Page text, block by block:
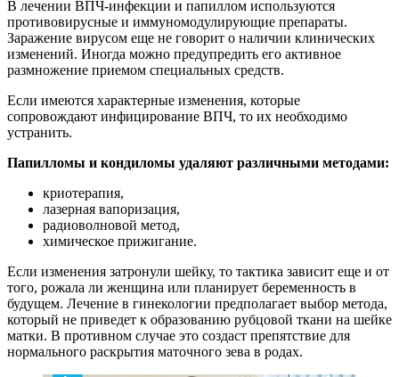
В лечении ВПЧ-инфекции и папиллом используются
противовирусные и иммуномодулирующие препараты.
Заражение вирусом еще не говорит о наличии клинических
изменений. Иногда можно предупредить его активное
размножение приемом специальных средств.
Если имеются характерные изменения, которые
сопровождают инфицирование ВПЧ, то их необходимо
устранить.
Папилломы и кондиломы удаляют различными методами:
криотерапия,
лазерная вапоризация,
радиоволновой метод,
химическое прижигание.
Если изменения затронули шейку, то тактика зависит еще и от
того, рожала ли женщина или планирует беременность в
будущем. Лечение в гинекологии предполагает выбор метода,
который не приведет к образованию рубцовой ткани на шейке
матки. В противном случае это создаст препятствие для
нормального раскрытия маточного зева в родах.